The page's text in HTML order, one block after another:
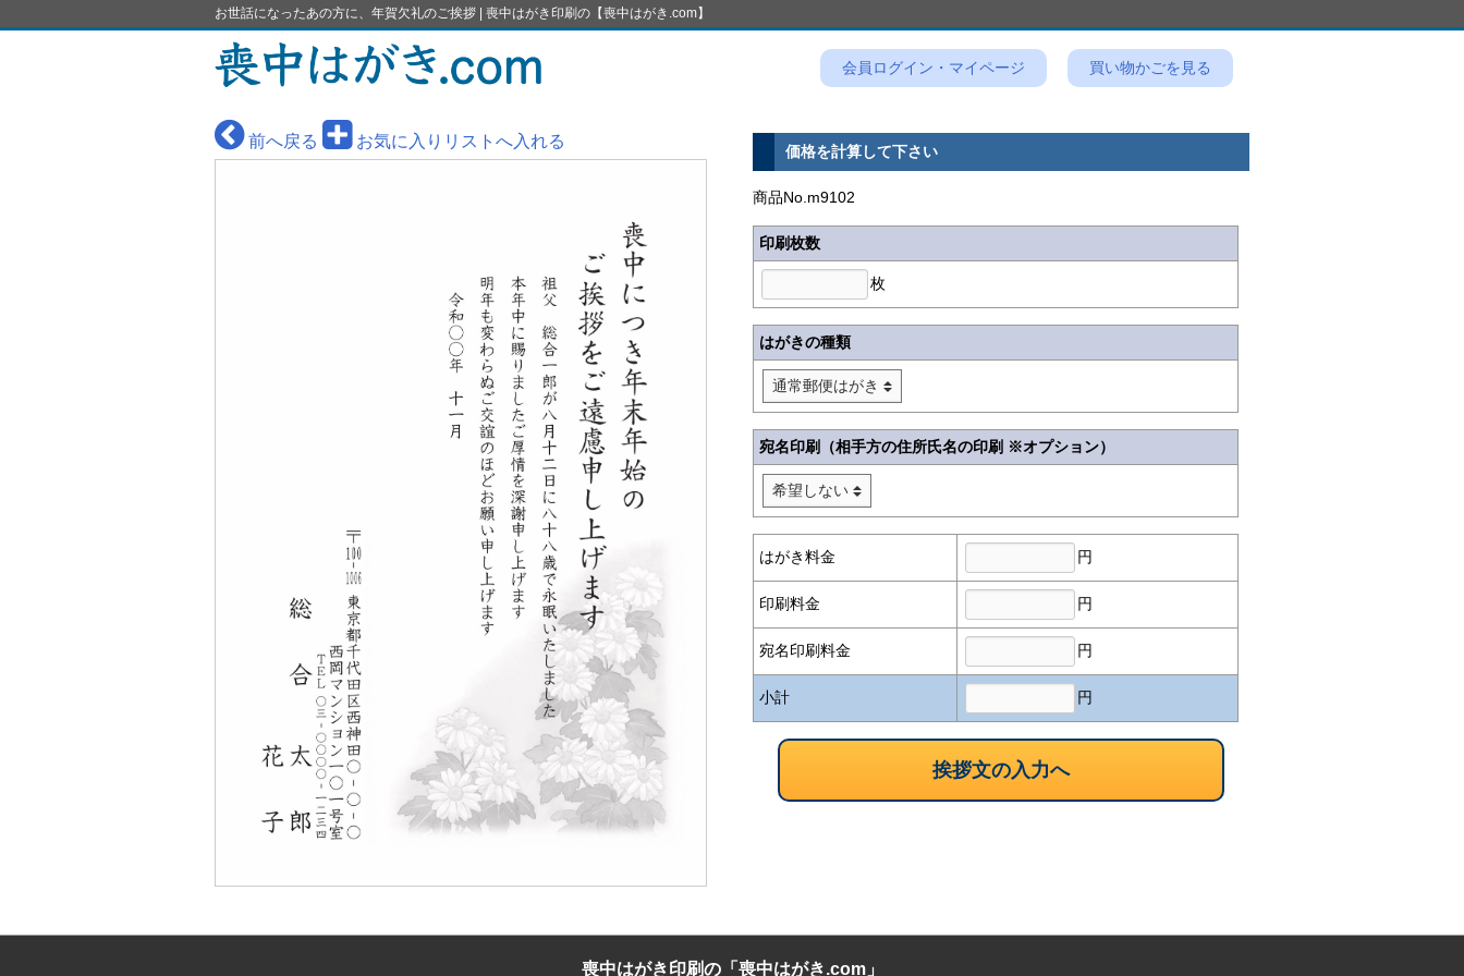
お世話になったあの方に、年賀欠礼のご挨拶 | 喪中はがき印刷の【喪中はがき.com】
会員ログイン・マイページ 買い物かごを見る
前へ戻る お気に入りリストへ入れる
価格を計算して下さい
商品No.m9102
印刷枚数
枚
はがきの種類
宛名印刷（相手方の住所氏名の印刷 ※オプション）
はがき料金 円
印刷料金 円
宛名印刷料金 円
小計 円
喪中はがき印刷の「喪中はがき.com」